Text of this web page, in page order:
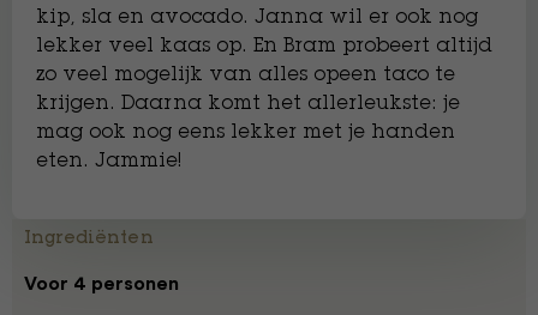
kip, sla en avocado. Janna wil er ook nog
lekker veel kaas op. En Bram probeert altijd
zo veel mogelijk van alles opeen taco te
krijgen. Daarna komt het allerleukste: je
mag ook nog eens lekker met je handen
eten. Jammie!
Ingrediënten
Voor 4 personen